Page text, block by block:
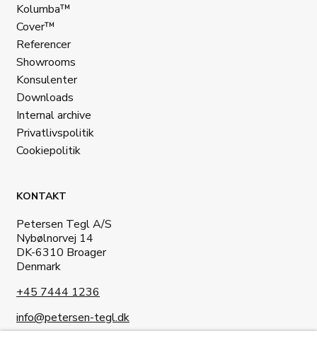
Kolumba™
Cover™
Referencer
Showrooms
Konsulenter
Downloads
Internal archive
Privatlivspolitik
Cookiepolitik
KONTAKT
Petersen Tegl A/S
Nybølnorvej 14
DK-6310 Broager
Denmark
+45 7444 1236
info@petersen-tegl.dk